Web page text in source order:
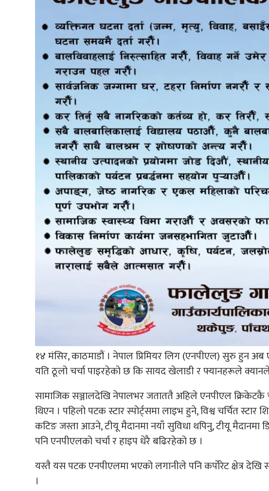
१४ मंसिर, काठमाडौं । नेपाल प्रिमियर लिग (एनपीएल) सुरु हुन अब
यति ठूलो चर्चा पाइरहेको छ कि सायद खेलाडी र फ्यानहरूले
सामाजिक सञ्जालदेखि नेपालभर जताततै अहिले एनपीएल क्रिकेटकै
थिएन । पहिलो पटक स्टार स्पोर्ट्समा लाइभ हुने, विश्व चर्चित स्टार
कटिङ जस्ता आउने, टीयू मैदानमा नयाँ सुविधा थपिनु, टीयू मैदानमा
पनि एनपीएलको चर्चा र हाइप धेरै बढिरहेको छ ।
यस्तै यस पटक एनपीएलमा भएको लगानीले पनि कर्पोरेट क्षेत्र
।